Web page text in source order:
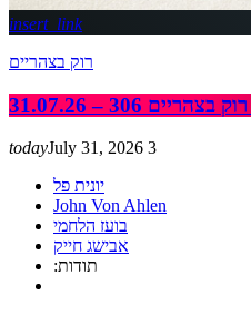
insert_link
רוק בצהריים
todayJuly 31, 2026 3
יונית פל
John Von Ahlen
בועז הלחמי
אבישג חייק
:תודות